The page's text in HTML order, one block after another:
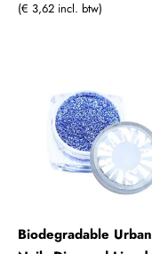
(€ 3,62 incl. btw)
Biodegradable Urban